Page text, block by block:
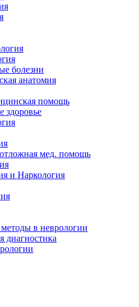
болезни
анатомия
помощь
здоровье
мед. помощь
и Наркология
в неврологии
диагностика